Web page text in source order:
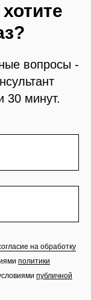
вопросы -
30 минут.
на обработку
политики
публичной